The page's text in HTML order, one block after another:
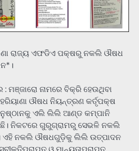
ରାଜ୍ୟ ଏଫଡିଏ ପକ୍ଷରୁ ନକଲି ଔଷଧ
ନାମରେ ବିକ୍ରି ହେଉଥିବା
ଔଷଧ ନିୟନ୍ତ୍ରଣ କର୍ତୃପକ୍ଷ
ଏଲି ଲିଲି ଆଣ୍ଡ କମ୍ପାନି
ନିକଟରେ ଗୁରୁଗ୍ରାମରୁ ସେଭଳି ନକଲି
ଏହି ନକଲି ଔଷଧଗୁଡ଼ିକୁ ଲିଲି ଉତ୍ପାଦନ